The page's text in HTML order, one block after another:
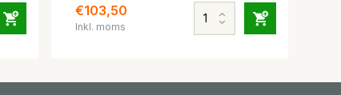
€103,50
Inkl. moms